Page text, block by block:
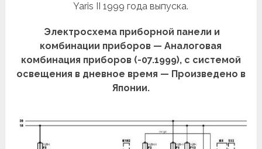
Yaris II 1999 года выпуска.
Электросхема приборной панели и
комбинации приборов — Аналоговая
комбинация приборов (-07.1999), с системой
освещения в дневное время — Произведено в
Японии.